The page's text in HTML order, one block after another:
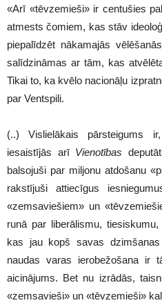
«Arī «tēvzemieši» ir centušies
atmests čomiem, kas stāv
piepalīdzēt nākamajās
salīdzināmas ar tām, kas
Tikai to, ka kvēlo nacionāļu
par Ventspili.
(..) Vislielākais pārsteigums
iesaistījās arī Vienotības
balsojuši par miljonu atdošanu
rakstījuši attiecīgus
«zemsaviešiem» un
runā par liberālismu,
kas jau kopš savas
naudas varas ierobežošana ir
aicinājums. Bet nu izrādās,
«zemsavieši» un «tēvzemieši»